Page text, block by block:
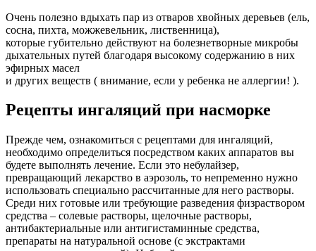
Очень полезно вдыхать пар из отваров хвойных деревьев (ель,
сосна, пихта, можжевельник, лиственница),
которые губительно действуют на болезнетворные микробы
дыхательных путей благодаря высокому содержанию в них
эфирных масел
и других веществ ( внимание, если у ребенка не аллергии! ).
Рецепты ингаляций при насморке
Прежде чем, ознакомиться с рецептами для ингаляций,
необходимо определиться посредством каких аппаратов вы
будете выполнять лечение. Если это небулайзер,
превращающий лекарство в аэрозоль, то непременно нужно
использовать специально рассчитанные для него растворы.
Среди них готовые или требующие разведения физраствором
средства – солевые растворы, щелочные растворы,
антибактериальные или антигистаминные средства,
препараты на натуральной основе (с экстрактами